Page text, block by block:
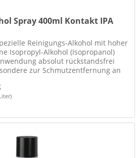
Spray 400ml Kontakt IPA
Reinigungs-Alkohol mit hoher
Isopropyl-Alkohol (Isopropanol)
absolut rückstandsfrei
zur Schmutzentfernung an